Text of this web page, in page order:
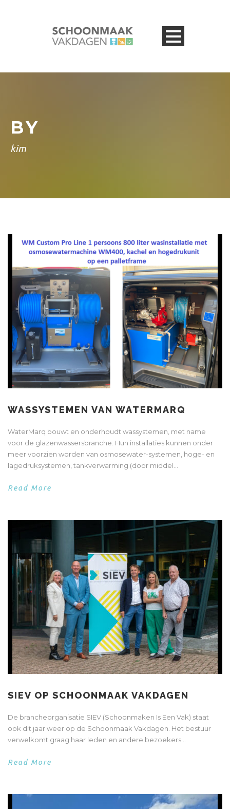
BY
kim
WASSYSTEMEN VAN WATERMARQ
WaterMarq bouwt en onderhoudt wassystemen, met name
voor de glazenwassersbranche. Hun installaties kunnen onder
meer voorzien worden van osmosewater-systemen, hoge- en
lagedruksystemen, tankverwarming (door middel...
Read More
SIEV OP SCHOONMAAK VAKDAGEN
De brancheorganisatie SIEV (Schoonmaken Is Een Vak) staat
ook dit jaar weer op de Schoonmaak Vakdagen. Het bestuur
verwelkomt graag haar leden en andere bezoekers...
Read More